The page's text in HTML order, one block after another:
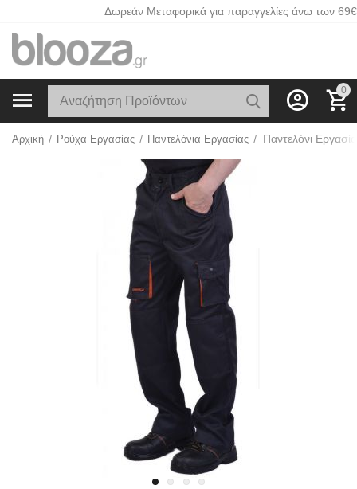
Δωρεάν Μεταφορικά για παραγγελίες άνω των 69€
0
Αρχική / Ρούχα Εργασίας / Παντελόνια Εργασίας / Παντελόνι